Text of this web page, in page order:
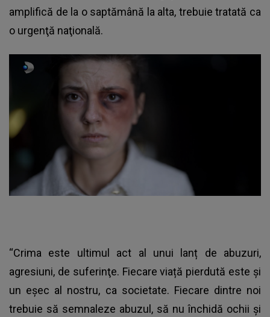
amplifică de la o saptămână la alta, trebuie tratată ca
o urgenţă naţională.
“Crima este ultimul act al unui lanț de abuzuri,
agresiuni, de suferinţe. Fiecare viață pierdută este și
un eșec al nostru, ca societate. Fiecare dintre noi
trebuie să semnaleze abuzul, să nu închidă ochii și